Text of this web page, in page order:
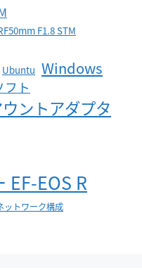
F1.8 STM
Ubuntu Windows
フト
ントアダプタ
EF-EOS R
ットワーク構成